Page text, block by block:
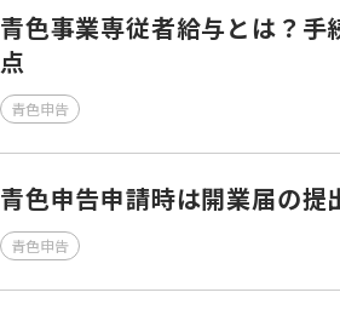
青色事業専従者給与とは？
点
青色申告
青色申告申請時は開業届の
青色申告